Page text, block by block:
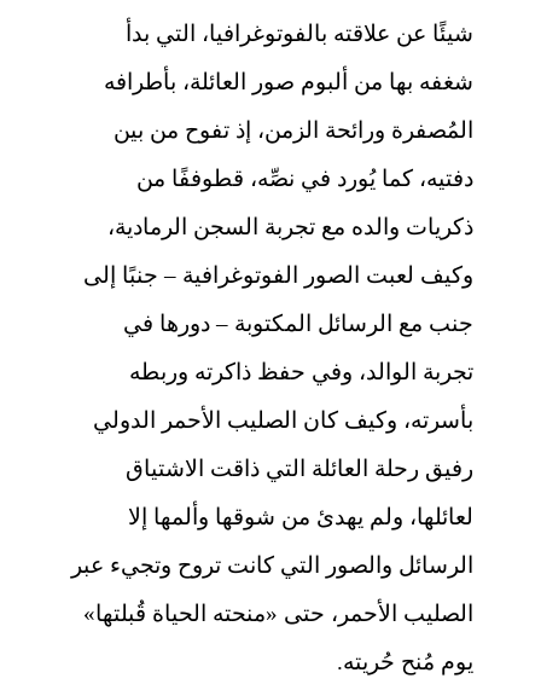
شيئًا عن علاقته بالفوتوغرافيا، التي بدأ
شغفه بها من ألبوم صور العائلة، بأطرافه
المُصفرة ورائحة الزمن، إذ تفوح من بين
دفتيه، كما يُورد في نصِّه، قطوففًا من
ذكريات والده مع تجربة السجن الرمادية،
وكيف لعبت الصور الفوتوغرافية – جنبًا إلى
جنب مع الرسائل المكتوبة – دورها في
تجربة الوالد، وفي حفظ ذاكرته وربطه
بأسرته، وكيف كان الصليب الأحمر الدولي
رفيق رحلة العائلة التي ذاقت الاشتياق
لعائلها، ولم يهدئ من شوقها وألمها إلا
الرسائل والصور التي كانت تروح وتجيء عبر
الصليب الأحمر، حتى «منحته الحياة قُبلتها»
يوم مُنح حُريته.